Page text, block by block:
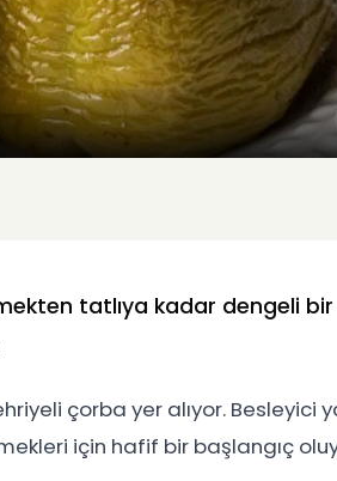
tatlıya kadar dengeli
çorba yer alıyor. Besleyici
için hafif bir başlangıç